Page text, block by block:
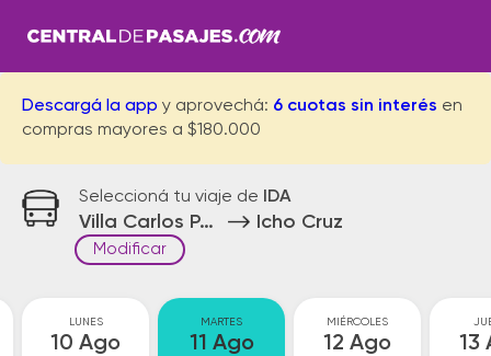
Descargá la app y aprovechá: 6 cuotas sin interés en
compras mayores a $180.000
Seleccioná tu viaje de IDA
Villa Carlos Paz Icho Cruz
Modificar
LUNES
10 Ago
MARTES
11 Ago
MIÉRCOLES
12 Ago 13